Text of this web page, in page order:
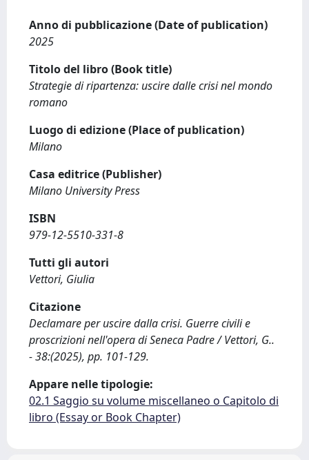
Anno di pubblicazione (Date of publication)
2025
Titolo del libro (Book title)
Strategie di ripartenza: uscire dalle crisi nel mondo
romano
Luogo di edizione (Place of publication)
Milano
Casa editrice (Publisher)
Milano University Press
ISBN
979-12-5510-331-8
Tutti gli autori
Vettori, Giulia
Citazione
Declamare per uscire dalla crisi. Guerre civili e
proscrizioni nell'opera di Seneca Padre / Vettori, G..
- 38:(2025), pp. 101-129.
Appare nelle tipologie:
02.1 Saggio su volume miscellaneo o Capitolo di
libro (Essay or Book Chapter)